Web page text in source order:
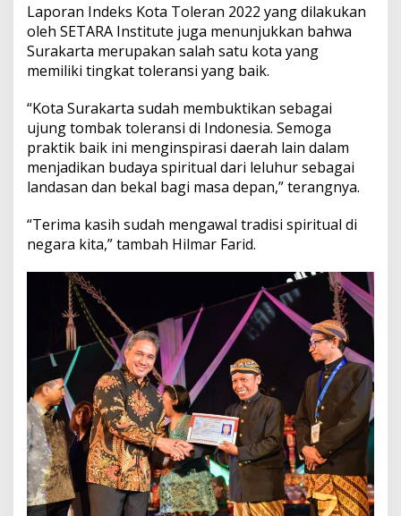
m
a
K
e
p
r
c
a
y
a
a
d
a
r
e
n
d
i
b
u
d
r
i
s
t
Laporan Indeks Kota Toleran 2022 yang dilakukan
oleh SETARA Institute juga menunjukkan bahwa
Surakarta merupakan salah satu kota yang
memiliki tingkat toleransi yang baik.
“Kota Surakarta sudah membuktikan sebagai
ujung tombak toleransi di Indonesia. Semoga
praktik baik ini menginspirasi daerah lain dalam
menjadikan budaya spiritual dari leluhur sebagai
landasan dan bekal bagi masa depan,” terangnya.
“Terima kasih sudah mengawal tradisi spiritual di
negara kita,” tambah Hilmar Farid.